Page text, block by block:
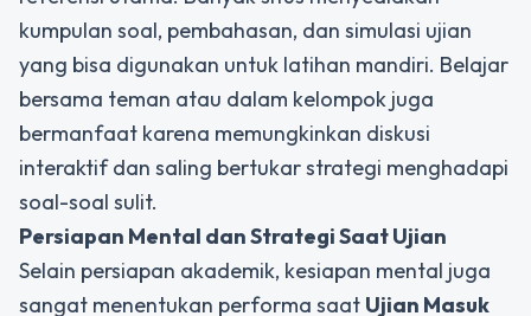
kumpulan soal, pembahasan, dan simulasi ujian
yang bisa digunakan untuk latihan mandiri. Belajar
bersama teman atau dalam kelompok juga
bermanfaat karena memungkinkan diskusi
interaktif dan saling bertukar strategi menghadapi
soal-soal sulit.
Persiapan Mental dan Strategi Saat Ujian
Selain persiapan akademik, kesiapan mental juga
sangat menentukan performa saat Ujian Masuk